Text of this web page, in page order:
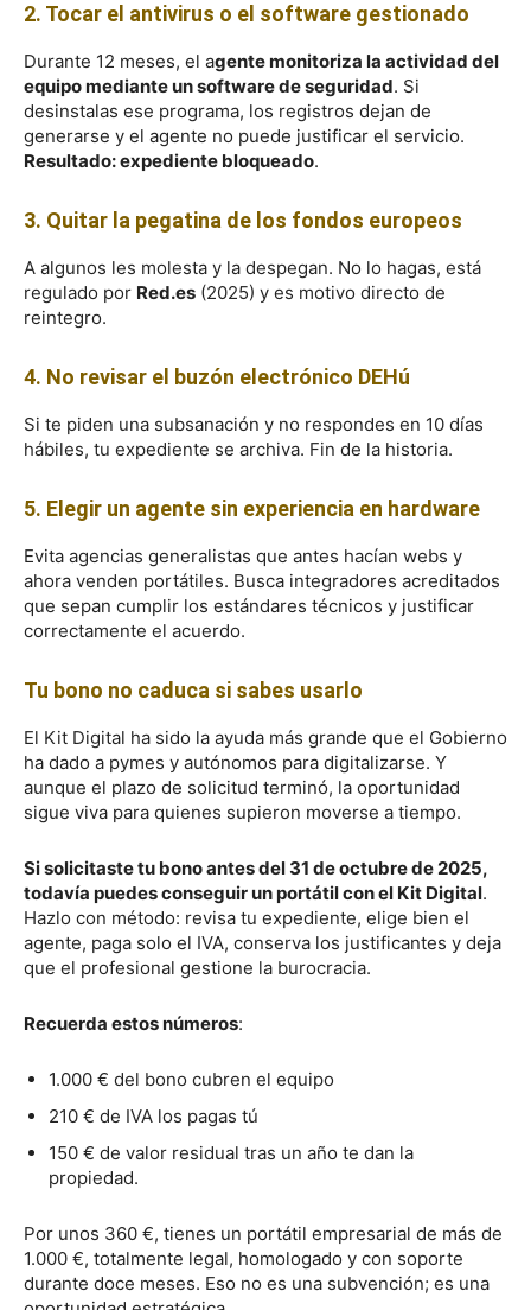
2. Tocar el antivirus o el software gestionado
Durante 12 meses, el agente monitoriza la actividad del
equipo mediante un software de seguridad. Si
desinstalas ese programa, los registros dejan de
generarse y el agente no puede justificar el servicio.
Resultado: expediente bloqueado.
3. Quitar la pegatina de los fondos europeos
A algunos les molesta y la despegan. No lo hagas, está
regulado por Red.es (2025) y es motivo directo de
reintegro.
4. No revisar el buzón electrónico DEHú
Si te piden una subsanación y no respondes en 10 días
hábiles, tu expediente se archiva. Fin de la historia.
5. Elegir un agente sin experiencia en hardware
Evita agencias generalistas que antes hacían webs y
ahora venden portátiles. Busca integradores acreditados
que sepan cumplir los estándares técnicos y justificar
correctamente el acuerdo.
Tu bono no caduca si sabes usarlo
El Kit Digital ha sido la ayuda más grande que el Gobierno
ha dado a pymes y autónomos para digitalizarse. Y
aunque el plazo de solicitud terminó, la oportunidad
sigue viva para quienes supieron moverse a tiempo.
Si solicitaste tu bono antes del 31 de octubre de 2025,
todavía puedes conseguir un portátil con el Kit Digital.
Hazlo con método: revisa tu expediente, elige bien el
agente, paga solo el IVA, conserva los justificantes y deja
que el profesional gestione la burocracia.
Recuerda estos números:
1.000 € del bono cubren el equipo
210 € de IVA los pagas tú
150 € de valor residual tras un año te dan la
propiedad.
Por unos 360 €, tienes un portátil empresarial de más de
1.000 €, totalmente legal, homologado y con soporte
durante doce meses. Eso no es una subvención; es una